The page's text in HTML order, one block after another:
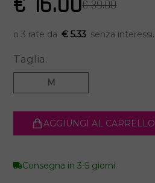
€ 39.00
€ 5.33
Taglia:
M
AGGIUNGI AL CARRELLO
Consegna in 3-5 giorni.